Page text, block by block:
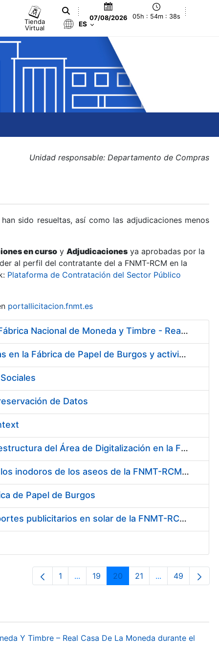
Tienda
Virtual
07/08/2026 05h : 54m : 38s
ES
Unidad responsable: Departamento de Compras
sido resueltas, así como las adjudicaciones menos
en curso y Adjudicaciones ya aprobadas por la
al perfil del contratante del a FNMT-RCM en la
Plataforma de Contratación del Sector Público
portallicitacion.fnmt.es
Servicio de asistencia sanitaria de enfermería de urgencias en la Fábrica Nacional de Moneda y Timbre - Real Casa de la Moneda
Servicio de vigilancia de la salud y diversas actividades preventivas en la Fábrica de Papel de Burgos y actividades sanitarias en el centro de trabajo de Madrid de la Fábrica Nacional de Moneda y Timbre - Real Casa de la Moneda
de Datos
Suministro de Hardware y Software para la Ampliación de la Infraestructura del Área de Digitalización en la FNMT-RCM
Mantenimiento de las tapas automáticas HYGOLET, instaladas en los inodoros de los aseos de la FNMT-RCM, así como el suministro de recambios originales de rollos de plástico
de Papel de Burgos
Contratación para la cesión de espacios para la instalación de soportes publicitarios en solar de la FNMT-RCM situado en la confluencia de las calles Cruz del Sur, calle de los Astros y calle del Doctor Esquerdo. Referencia NJ01-2017
Página
1 ...Páginas intermedias Use TAB para
Página
19 Página
20 Página
21 ...PáginasPágina
49
Y Timbre – Real Casa De La Moneda durante el